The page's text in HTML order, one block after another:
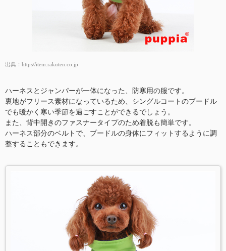
出典： https//item.rakuten.co.jp
ハーネスとジャンパーが一体になった、防寒用の服です。
裏地がフリース素材になっているため、シングルコートのプードル
でも暖かく寒い季節を過ごすことができるでしょう。
また、背中開きのファスナータイプのため着脱も簡単です。
ハーネス部分のベルトで、プードルの身体にフィットするように調
整することもできます。